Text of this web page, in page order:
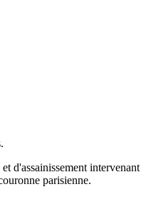
d'assainissement intervenant
parisienne.